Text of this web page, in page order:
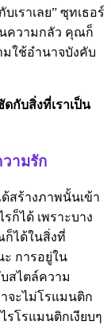
เราเลย” ซุทเธอร์
ความกลัว คุณก็
มใช้อำนาจบังคับ
ดกับสิ่งที่เราเป็น
วามรัก
สร้างภาพนั้นเข้า
ก็ได้ เพราะบาง
ได้ในสิ่งที่
ะ การอยู่ใน
สไตล์ความ
จะไม่โรแมนติก
โรแมนติกเงียบๆ